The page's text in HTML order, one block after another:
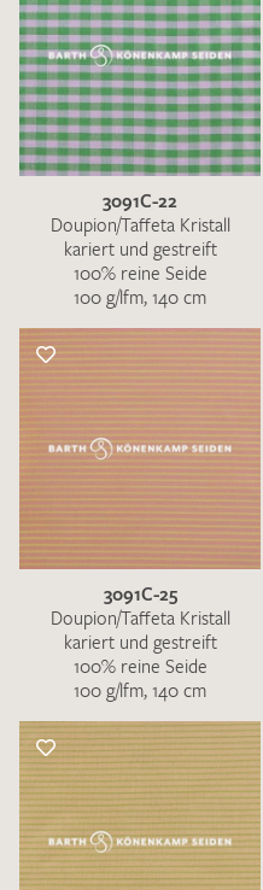
3091C-22
Doupion/Taffeta Kristall
kariert und gestreift
100% reine Seide
100 g/lfm, 140 cm
3091C-25
Doupion/Taffeta Kristall
kariert und gestreift
100% reine Seide
100 g/lfm, 140 cm